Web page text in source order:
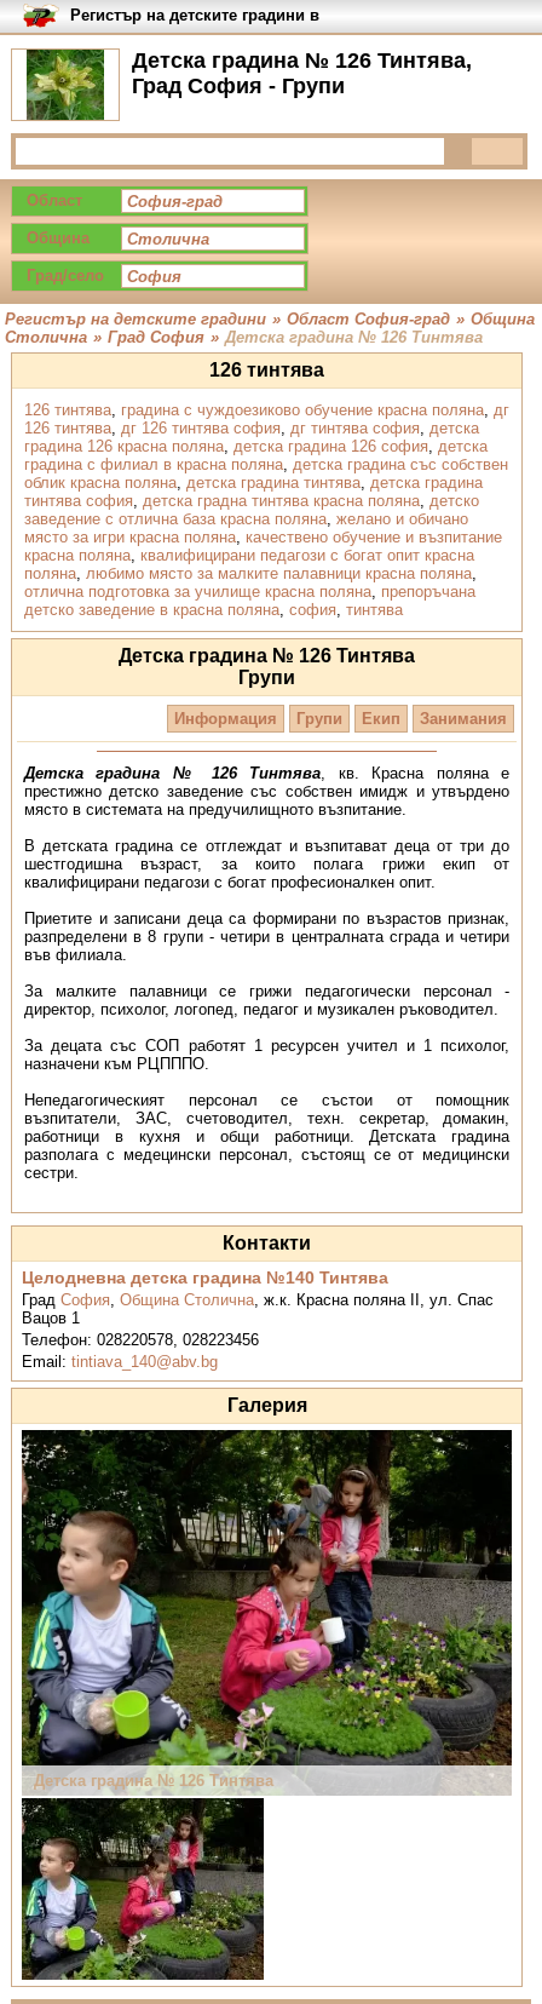
Детска градина № 126 Тинтява,
Град София - Групи
Регистър на детските градини в
България
Област
Община
Град/село
Регистър на детските градини » Област София-град » Община
Столична » Град София » Детска градина № 126 Тинтява
126 тинтява
126 тинтява, градина с чуждоезиково обучение красна поляна, дг
126 тинтява, дг 126 тинтява софия, дг тинтява софия, детска
градина 126 красна поляна, детска градина 126 софия, детска
градина с филиал в красна поляна, детска градина със собствен
облик красна поляна, детска градина тинтява, детска градина
тинтява софия, детска градна тинтява красна поляна, детско
заведение с отлична база красна поляна, желано и обичано
място за игри красна поляна, качествено обучение и възпитание
красна поляна, квалифицирани педагози с богат опит красна
поляна, любимо място за малките палавници красна поляна,
отлична подготовка за училище красна поляна, препоръчана
детско заведение в красна поляна, софия, тинтява
Детска градина № 126 Тинтява
Групи
Информация Групи Екип Занимания
Детска градина № 126 Тинтява, кв. Красна поляна е
престижно детско заведение със собствен имидж и утвърдено
място в системата на предучилищното възпитание.
В детската градина се отглеждат и възпитават деца от три до
шестгодишна възраст, за които полага грижи екип от
квалифицирани педагози с богат професионалкен опит.
Приетите и записани деца са формирани по възрастов признак,
разпределени в 8 групи - четири в централната сграда и четири
във филиала.
За малките палавници се грижи педагогически персонал -
директор, психолог, логопед, педагог и музикален ръководител.
За децата със СОП работят 1 ресурсен учител и 1 психолог,
назначени към РЦПППО.
Непедагогическият персонал се състои от помощник
възпитатели, ЗАС, счетоводител, техн. секретар, домакин,
работници в кухня и общи работници. Детската градина
разполага с медецински персонал, състоящ се от медицински
сестри.
Контакти
Целодневна детска градина №140 Тинтява
ГрадСофия,Община Столична,ж.к. Красна поляна II, ул. Спас
Вацов 1
Телефон:028220578, 028223456
Email:tintiava_140@abv.bg
Галерия
Детска градина № 126 Тинтява